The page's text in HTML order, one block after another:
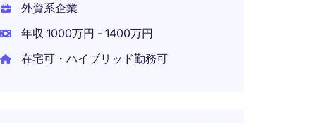
外資系企業
年収 1000万円 - 1400万円
在宅可・ハイブリッド勤務可